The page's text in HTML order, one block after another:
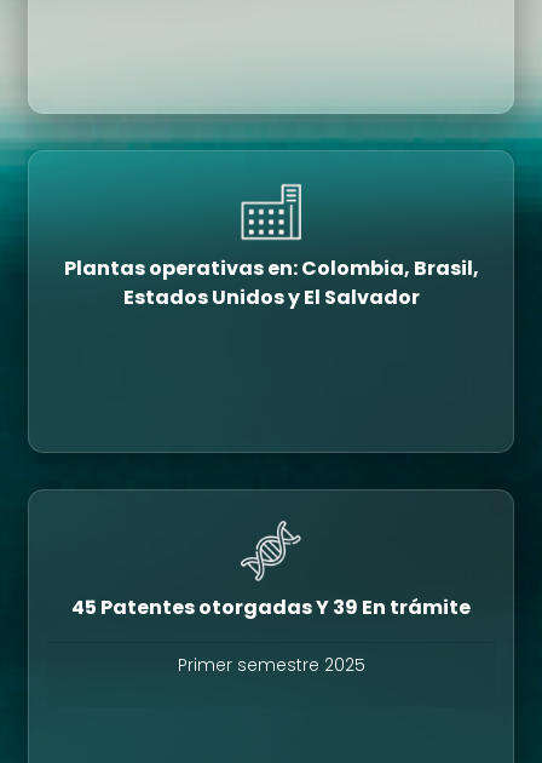
Plantas operativas en: Colombia, Brasil,
Estados Unidos y El Salvador
45 Patentes otorgadas Y 39 En trámite
Primer semestre 2025